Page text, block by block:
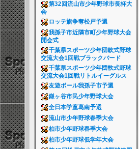
第32回流山市少年野球市長杯大
会
ロッテ旗争奪松戸予選
我孫子市近隣市町少年野球大会
開会式
千葉県スポーツ少年団軟式野球
交流大会1回戦ブラックバード
千葉県スポーツ少年団軟式野球
交流大会1回戦リトルイーグルス
友遊ボール我孫子市予選
鎌ヶ谷市民少年野球大会
全日本学童葛南予選
流山市少年野球春季大会
柏市少年野球春季大会
柏市少年野球低学年大会